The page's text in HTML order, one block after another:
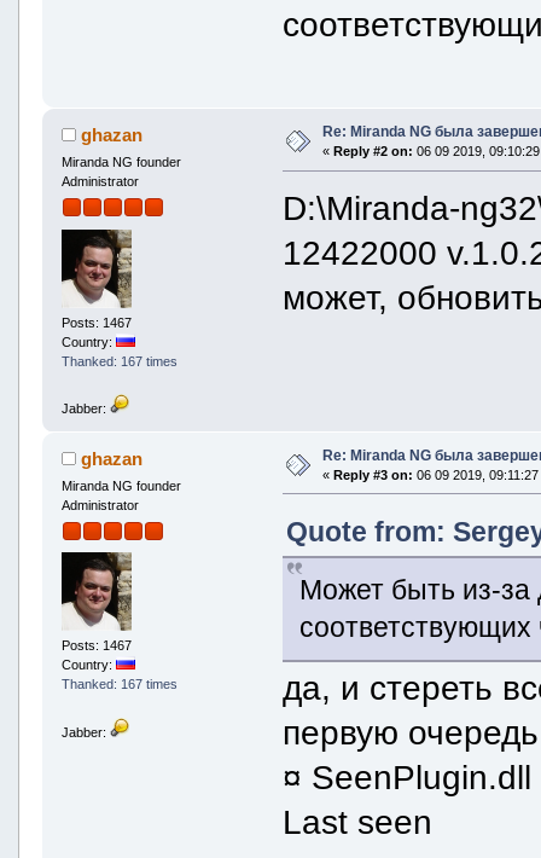
ghazan
Miranda NG founder
Administrator
Posts: 1467
Country:
Thanked: 167 times
Jabber:
Re: Miranda NG была
« Reply #2 on: 06 09 2019,
D:\Miranda-
12422000
может,
ghazan
Miranda NG founder
Administrator
Posts: 1467
Country:
Thanked: 167 times
Jabber:
Re: Miranda NG была
« Reply #3 on: 06 09 2019, 09:11:27
Quote from:
Может быть из-за
да, и стереть
первую
¤
Last seen